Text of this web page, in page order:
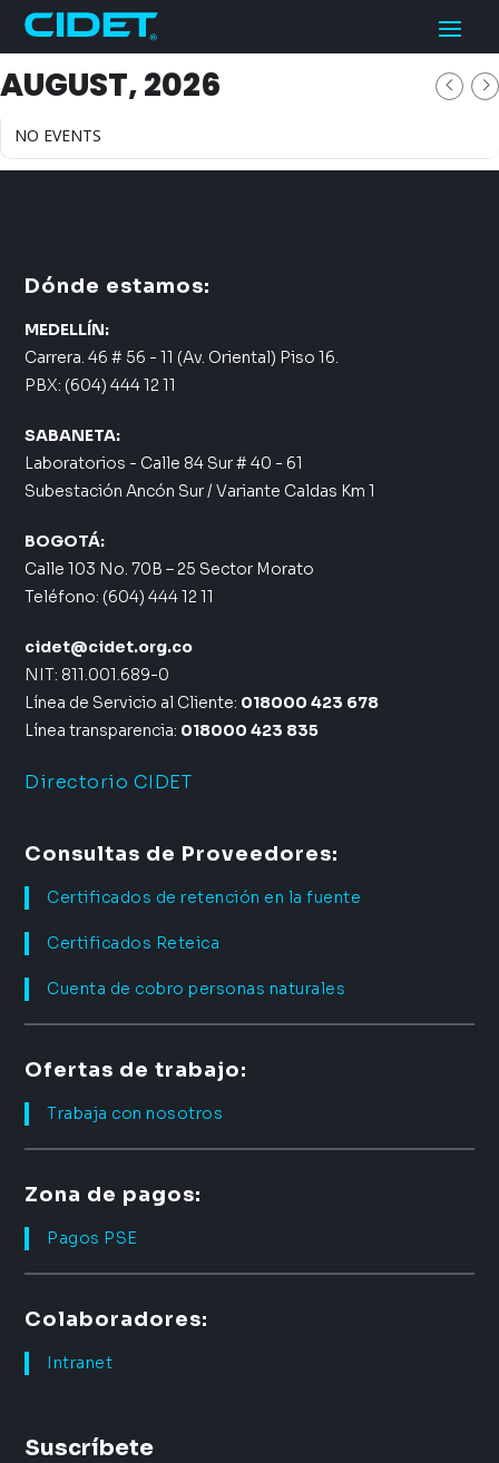
AUGUST, 2026
NO EVENTS
Dónde estamos:
MEDELLÍN:
Carrera. 46 # 56 - 11 (Av. Oriental) Piso 16.
PBX: (604) 444 12 11
SABANETA:
Laboratorios - Calle 84 Sur # 40 - 61
Subestación Ancón Sur / Variante Caldas Km 1
BOGOTÁ:
Calle 103 No. 70B – 25 Sector Morato
Teléfono: (604) 444 12 11
cidet@cidet.org.co
NIT: 811.001.689-0
Línea de Servicio al Cliente: 018000 423 678
Línea transparencia: 018000 423 835
Directorio CIDET
Consultas de Proveedores:
Certificados de retención en la fuente
Certificados Reteica
Cuenta de cobro personas naturales
Ofertas de trabajo:
Trabaja con nosotros
Zona de pagos:
Pagos PSE
Colaboradores:
Intranet
Suscríbete